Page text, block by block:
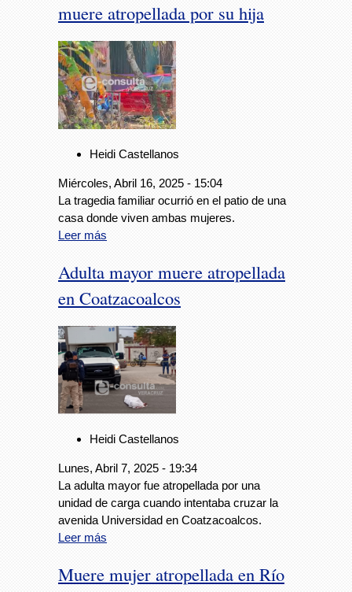
muere atropellada por su hija
Heidi Castellanos
Miércoles, Abril 16, 2025 - 15:04
La tragedia familiar ocurrió en el patio de una
casa donde viven ambas mujeres.
Leer más
Adulta mayor muere atropellada
en Coatzacoalcos
Heidi Castellanos
Lunes, Abril 7, 2025 - 19:34
La adulta mayor fue atropellada por una
unidad de carga cuando intentaba cruzar la
avenida Universidad en Coatzacoalcos.
Leer más
Muere mujer atropellada en Río